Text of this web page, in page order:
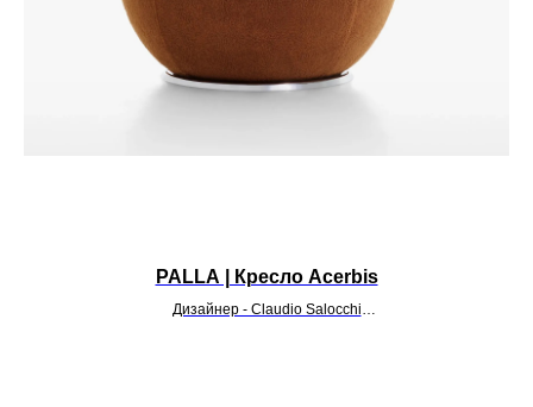
PALLA | Кресло Acerbis
Дизайнер - Claudio Salocchi